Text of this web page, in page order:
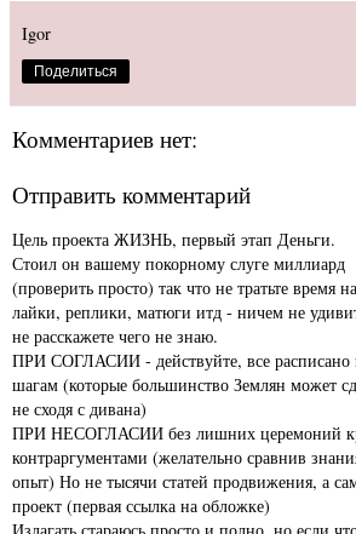
Igor
Поделиться
Комментариев нет:
Отправить комментарий
Цель проекта ЖИЗНЬ, первый этап Деньги.
Стоил он вашему покорному слуге миллиард
(проверить просто) так что не тратьте время на
лайки, реплики, матюги итд - ничем не
не расскажете чего не знаю.
ПРИ СОГЛАСИИ - действуйте, все расписано
шагам (которые большинство Землян может
не сходя с дивана)
ПРИ НЕСОГЛАСИИ без лишних церемоний
контраргументами (желательно сравнив
опыт) Но не тысячи статей продвижения, а
проект (первая ссылка на обложке)